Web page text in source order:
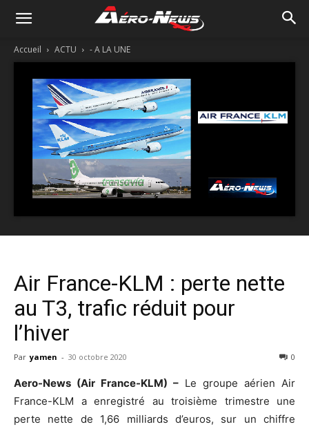
Accueil ACTU - A LA UNE
Air France-KLM : perte nette
au T3, trafic réduit pour
l’hiver
Par yamen - 30 octobre 2020 0
Aero-News (Air France-KLM) – Le groupe aérien Air
France-KLM a enregistré au troisième trimestre une
perte nette de 1,66 milliards d’euros, sur un chiffre